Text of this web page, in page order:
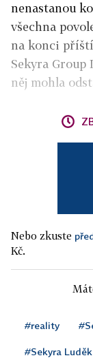
nenastanou
všechna
na konci
Sekyra Group
něj mohla
Nebo zkuste
Kč.
#reality
#Sekyra Luděk